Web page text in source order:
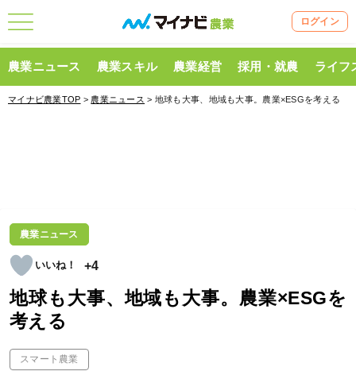
ログイン
農業ニュース 農業スキル 農業経営 採用・就農 ライフ
マイナビ農業TOP > 農業ニュース > 地球も大事、地域も大事。農業×ESGを考える
農業ニュース
+4
地球も大事、地域も大事。農業×ESGを
考える
スマート農業